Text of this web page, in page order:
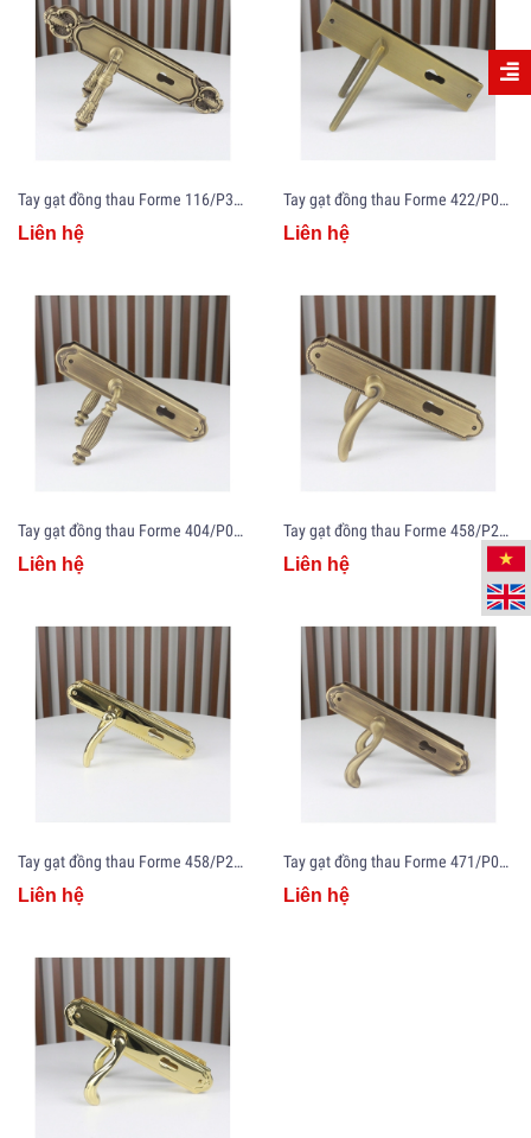
Tay gạt đồng thau Forme 116/P31/1133
Liên hệ
Tay gạt đồng thau Forme 422/P06/1133
Liên hệ
Tay gạt đồng thau Forme 404/P04/1133
Liên hệ
Tay gạt đồng thau Forme 458/P26/1133
Liên hệ
Tay gạt đồng thau Forme 458/P26/1120
Liên hệ
Tay gạt đồng thau Forme 471/P04/1133
Liên hệ